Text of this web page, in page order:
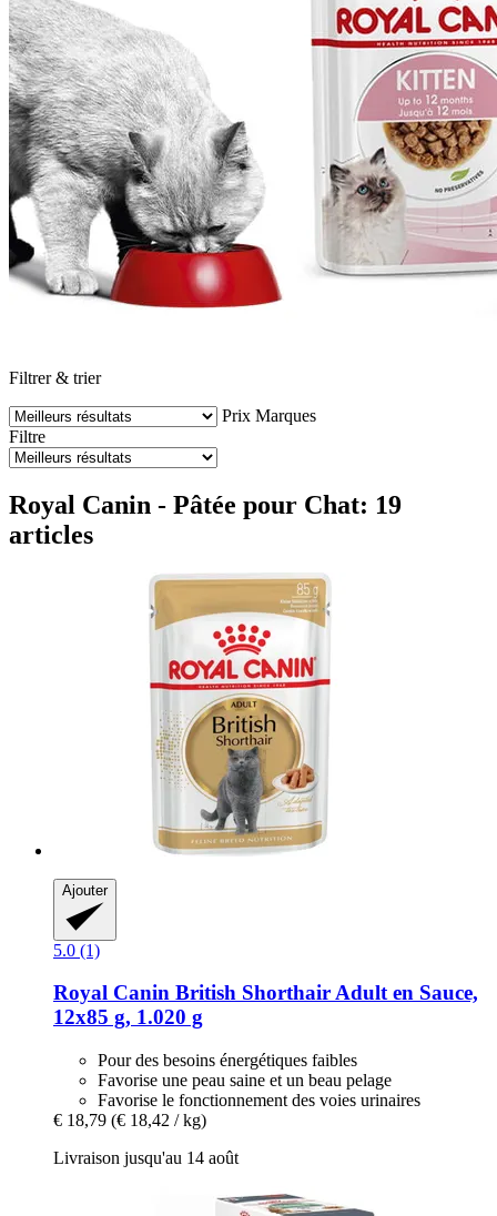
Filtrer & trier
Prix Marques
Filtre
Royal Canin - Pâtée pour Chat: 19
articles
Ajouter
5.0 (1)
Royal Canin British Shorthair Adult en Sauce,
12x85 g, 1.020 g
Pour des besoins énergétiques faibles
Favorise une peau saine et un beau pelage
Favorise le fonctionnement des voies urinaires
€ 18,79 (€ 18,42 / kg)
Livraison jusqu'au 14 août